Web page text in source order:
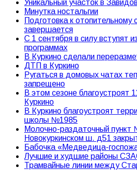
Уникальный участок в
Минутка ностальгии
Подготовка к отопительному
завершается
С 1 сентября в силу вступят
программах
В Куркино сделали
ДТП в Куркино
Ругаться в домовых чатах
запрещено
В этом сезоне благоустроят
Куркино
В Куркино благоустроят
школы №1985
Молочно-раздаточный пункт
Новокуркинском ш. д51
Бабочка «Медведица-
Лучшие и худшие районы
Трамвайные линии между